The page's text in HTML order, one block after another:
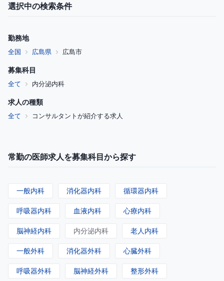
選択中の検索条件
勤務地
全国 広島県 広島市
募集科目
全て 内分泌内科
求人の種類
全て コンサルタントが紹介する求人
常勤の医師求人を募集科目から探す
一般内科 消化器内科 循環器内科
呼吸器内科 血液内科 心療内科
脳神経内科 内分泌内科 老人内科
一般外科 消化器外科 心臓外科
呼吸器外科 脳神経外科 整形外科